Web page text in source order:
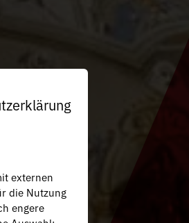
externen
die Nutzung
engere